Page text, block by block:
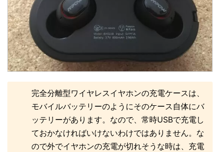
完全分離型ワイヤレスイヤホンの充電ケースは、
モバイルバッテリーのようにそのケース自体にバ
ッテリーがあります。なので、常時USBで充電し
ておかなければいけないわけではありません。な
ので外でイヤホンの充電が切れそうな時は、充電